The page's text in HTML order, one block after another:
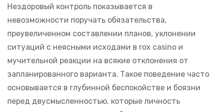
Нездоровый контроль показывается в
невозможности поручать обязательства,
преувеличенном составлении планов, уклонении
ситуаций с неясными исходами в rox casino и
мучительной реакции на всякие отклонения от
запланированного варианта. Такое поведение часто
основывается в глубинной беспокойстве и боязни
перед двусмысленностью, которые личность